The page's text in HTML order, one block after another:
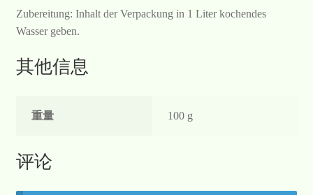
Zubereitung: Inhalt der Verpackung in 1 Liter kochendes
Wasser geben.
其他信息
重量 100 g
评论